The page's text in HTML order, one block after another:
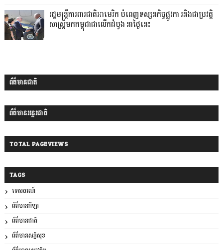
រដ្ឋមន្រ្តីការពារជាតិអាមេរិក បំពេញទស្សនកិច្ចផ្លូវកា រនិងជាប្រវត្តិ
សាស្រ្តមកកម្ពុជាជាលើកដំបូង នាថ្ងៃនេះ
ព័ត៌មានជាតិ
ព័ត៌មានអន្តរជាតិ
TOTAL PAGEVIEWS
TAGS
ទេសចរណ៍
ព័ត៌មានកីឡា
ព័ត៌មានជាតិ
ព័ត៌មានសន្តិសុខ